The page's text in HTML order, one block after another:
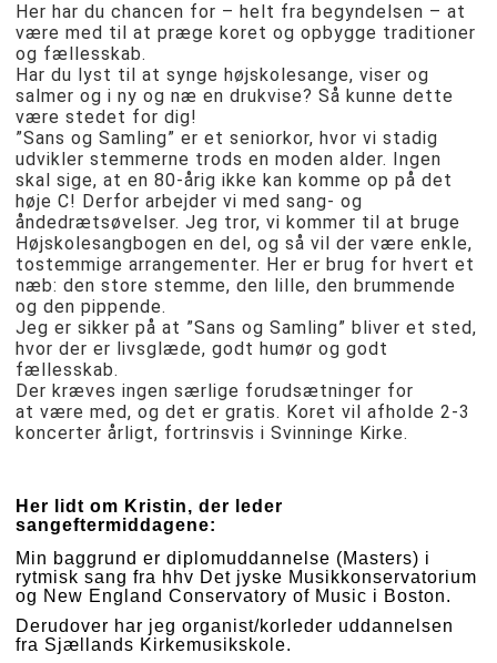
Her har du chancen for – helt fra begyndelsen – at
være med til at præge koret og opbygge traditioner
og fællesskab.
Har du lyst til at synge højskolesange, viser og
salmer og i ny og næ en drukvise? Så kunne dette
være stedet for dig!
”Sans og Samling” er et seniorkor, hvor vi stadig
udvikler stemmerne trods en moden alder. Ingen
skal sige, at en 80-årig ikke kan komme op på det
høje C! Derfor arbejder vi med sang- og
åndedrætsøvelser. Jeg tror, vi kommer til at bruge
Højskolesangbogen en del, og så vil der være enkle,
tostemmige arrangementer. Her er brug for hvert et
næb: den store stemme, den lille, den brummende
og den pippende.
Jeg er sikker på at ”Sans og Samling” bliver et sted,
hvor der er livsglæde, godt humør og godt
fællesskab.
Der kræves ingen særlige forudsætninger for
at være med, og det er gratis. Koret vil afholde 2-3
koncerter årligt, fortrinsvis i Svinninge Kirke.
Her lidt om Kristin, der leder
sangeftermiddagene:
Min baggrund er diplomuddannelse (Masters) i
rytmisk sang fra hhv Det jyske Musikkonservatorium
og New England Conservatory of Music i Boston.
Derudover har jeg organist/korleder uddannelsen
fra Sjællands Kirkemusikskole.